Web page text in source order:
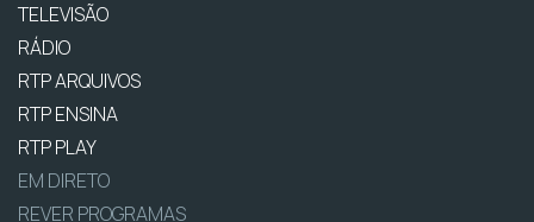
TELEVISÃO
RÁDIO
RTP ARQUIVOS
RTP ENSINA
RTP PLAY
EM DIRETO
REVER PROGRAMAS